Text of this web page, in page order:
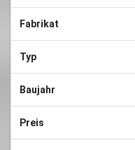
Fabrikat
Typ
Baujahr
Preis